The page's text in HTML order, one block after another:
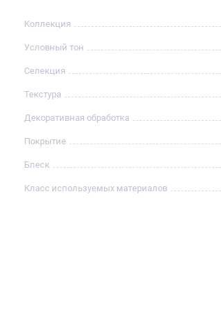
Коллекция
Условный тон
Селекция
Текстура
Декоративная обработка
Покрытие
Блеск
Класс используемых материалов